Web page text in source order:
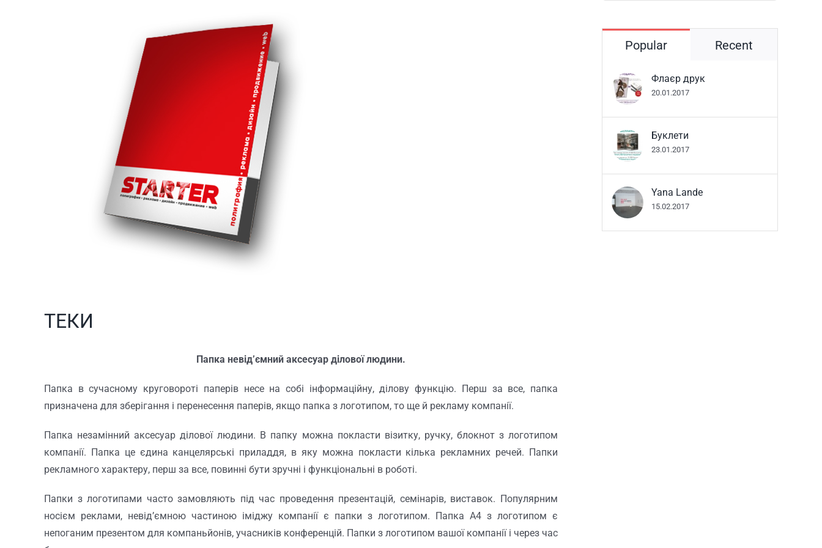
ТЕКИ
Папка невід’ємний аксесуар ділової людини.
Папка в сучасному круговороті паперів несе на собі інформаційну, ділову функцію. Перш за все, папка
призначена для зберігання і перенесення паперів, якщо папка з логотипом, то ще й рекламу компанії.
Папка незамінний аксесуар ділової людини. В папку можна покласти візитку, ручку, блокнот з логотипом
компанії. Папка це єдина канцелярські приладдя, в яку можна покласти кілька рекламних речей. Папки
рекламного характеру, перш за все, повинні бути зручні і функціональні в роботі.
Папки з логотипами часто замовляють під час проведення презентацій, семінарів, виставок. Популярним
носієм реклами, невід’ємною частиною іміджу компанії є папки з логотипом. Папка А4 з логотипом є
непоганим презентом для компаньйонів, учасників конференцій. Папки з логотипом вашої компанії і через час
Popular Recent
Флаєр друк
20.01.2017
Буклети
23.01.2017
Yana Lande
15.02.2017